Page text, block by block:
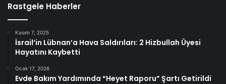
Rastgele Haberler
Kasım 7, 2025
İsrail’in Lübnan’a Hava Saldırıları: 2 Hizbullah Üyesi
Hayatını Kaybetti
Ocak 17, 2026
Evde Bakım Yardımında “Heyet Raporu” Şartı Getirildi